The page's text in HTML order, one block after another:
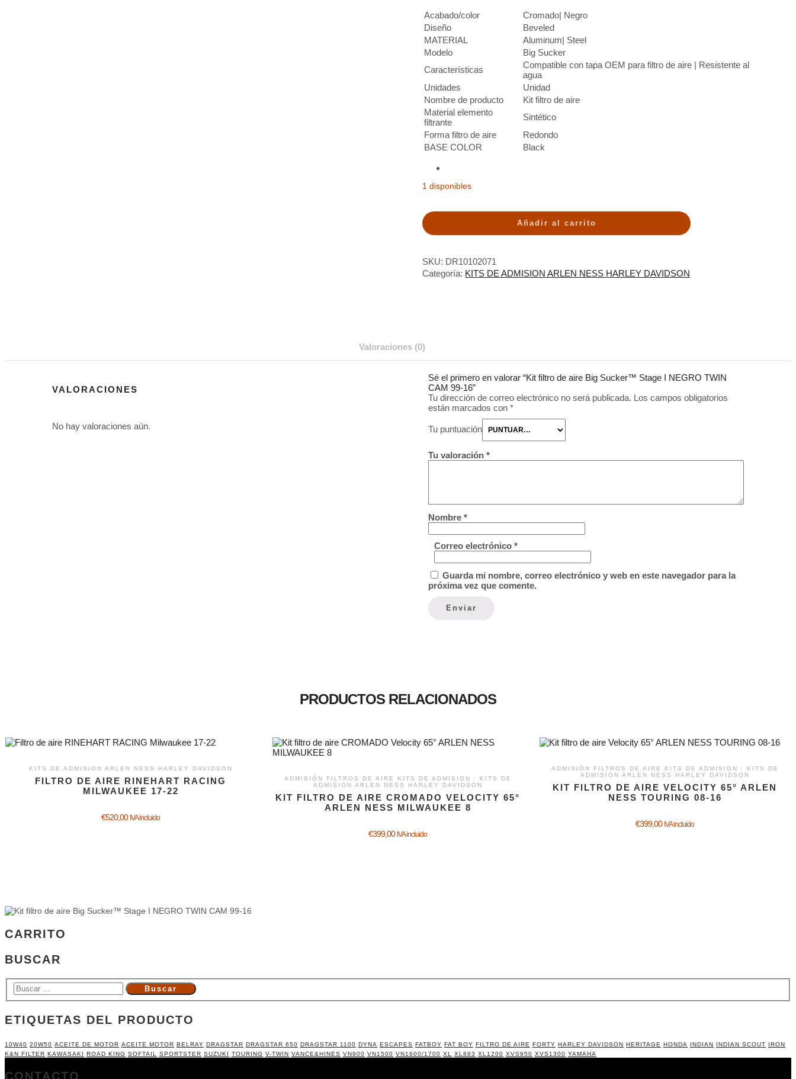
Acabado/color
Cromado| Negro
Diseño
Beveled
MATERIAL
Aluminum| Steel
Modelo
Big Sucker
Características
Compatible con tapa OEM para filtro de aire | Resistente al
agua
Unidades
Unidad
Nombre de producto
Kit filtro de aire
Material elemento
filtrante
Sintético
Forma filtro de aire
Redondo
BASE COLOR
Black
1 disponibles
Añadir al carrito
SKU: DR10102071
Categoría: KITS DE ADMISION ARLEN NESS HARLEY DAVIDSON
Valoraciones (0)
VALORACIONES
No hay valoraciones aún.
Sé el primero en valorar “Kit filtro de aire Big Sucker™ Stage I NEGRO TWIN
CAM 99-16”
Tu dirección de correo electrónico no será publicada. Los campos obligatorios
están marcados con*
Tu puntuación
Tu valoración*
Nombre*
Correo electrónico*
Guarda mi nombre, correo electrónico y web en este navegador para la
próxima vez que comente.
PRODUCTOS RELACIONADOS
KITS DE ADMISION ARLEN NESS HARLEY DAVIDSON
FILTRO DE AIRE RINEHART RACING
MILWAUKEE 17-22
€520,00 IVA incluido
ADMISIÓN FILTROS DE AIRE KITS DE ADMISION /
KITS DE
ADMISION ARLEN NESS HARLEY DAVIDSON
KIT FILTRO DE AIRE CROMADO VELOCITY 65°
ARLEN NESS MILWAUKEE 8
€399,00 IVA incluido
ADMISIÓN FILTROS DE AIRE KITS DE ADMISION /
KITS DE
ADMISION ARLEN NESS HARLEY DAVIDSON
KIT FILTRO DE AIRE VELOCITY 65° ARLEN
NESS TOURING 08-16
€399,00 IVA incluido
CARRITO
BUSCAR
ETIQUETAS DEL PRODUCTO
10W40 20W50 ACEITE DE MOTOR ACEITE MOTOR BELRAY DRAGSTAR DRAGSTAR 650 DRAGSTAR 1100 DYNA ESCAPES FATBOY FAT BOY FILTRO DE AIRE FORTY HARLEY DAVIDSON HERITAGE HONDA INDIAN INDIAN SCOUT IRON
K&N FILTER KAWASAKI ROAD KING SOFTAIL SPORTSTER SUZUKI TOURING V-TWIN VANCE&HINES VN900 VN1500 VN1600/1700 XL XL883 XL1200 XVS950 XVS1300 YAMAHA
CONTACTO